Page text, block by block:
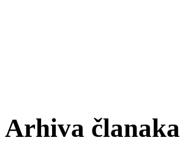
Arhiva članaka